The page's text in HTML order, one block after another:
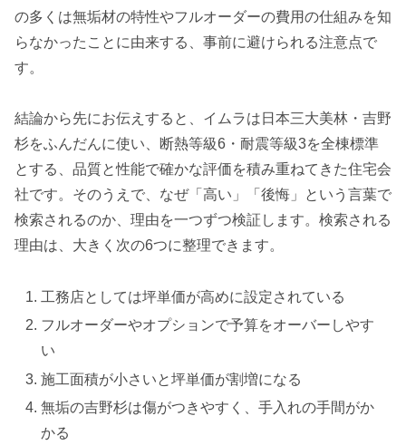
の多くは無垢材の特性やフルオーダーの費用の仕組みを知
らなかったことに由来する、事前に避けられる注意点で
す。
結論から先にお伝えすると、イムラは日本三大美林・吉野
杉をふんだんに使い、断熱等級6・耐震等級3を全棟標準
とする、品質と性能で確かな評価を積み重ねてきた住宅会
社です。そのうえで、なぜ「高い」「後悔」という言葉で
検索されるのか、理由を一つずつ検証します。検索される
理由は、大きく次の6つに整理できます。
工務店としては坪単価が高めに設定されている
フルオーダーやオプションで予算をオーバーしやす
い
施工面積が小さいと坪単価が割増になる
無垢の吉野杉は傷がつきやすく、手入れの手間がか
かる